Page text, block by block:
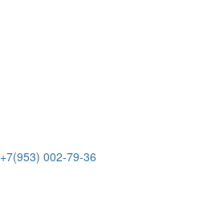
+7(953) 002-79-36